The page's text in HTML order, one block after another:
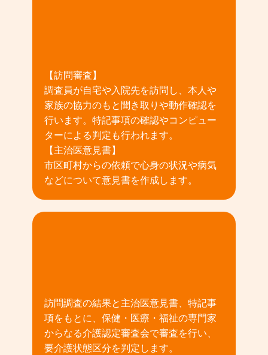
【訪問審査】
調査員が自宅や入院先を訪問し、本人や
家族の協力のもと聞き取りや動作確認を
行います。特記事項の確認やコンピュー
ターによる判定も行われます。
【主治医意見書】
市区町村からの依頼で心身の状況や病気
などについて意見書を作成します。
訪問調査の結果と主治医意見書、特記事
項をもとに、保健・医療・福祉の専門家
からなる介護認定審査会で審査を行い、
要介護状態区分を判定します。